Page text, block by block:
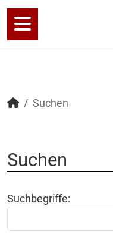
Suchen
Suchen
Suchformular
Suchbegriffe: